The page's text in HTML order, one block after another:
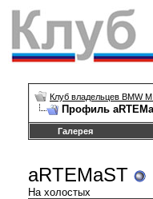
Клуб владельцев BMW
Профиль
Галерея
aRTEMaST
На холостых